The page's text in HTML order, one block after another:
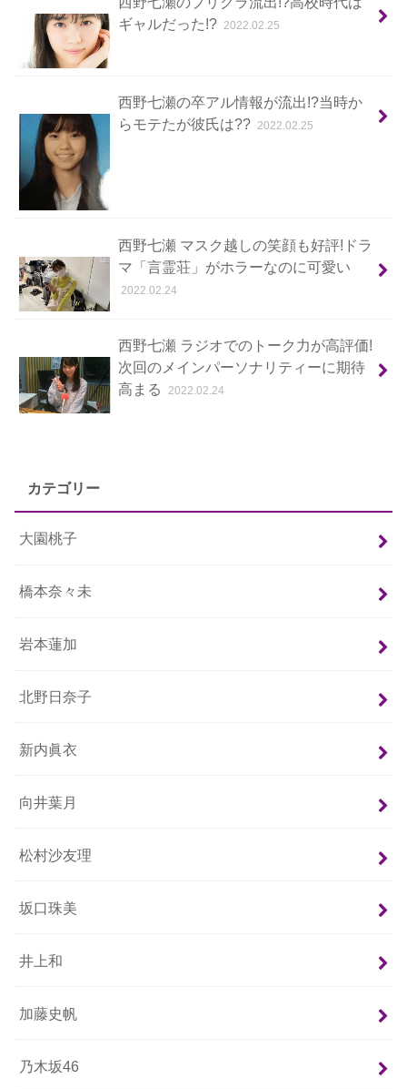
ギャルだった!?
2022.02.25
西野七瀬の卒アル情報が流出!?当時か
らモテたが彼氏は??
2022.02.25
西野七瀬 マスク越しの笑顔も好評!ドラ
マ「言霊荘」がホラーなのに可愛い
2022.02.24
西野七瀬 ラジオでのトーク力が高評価!
次回のメインパーソナリティーに期待
高まる
2022.02.24
カテゴリー
大園桃子
橋本奈々未
岩本蓮加
北野日奈子
新内眞衣
向井葉月
松村沙友理
坂口珠美
井上和
加藤史帆
乃木坂46